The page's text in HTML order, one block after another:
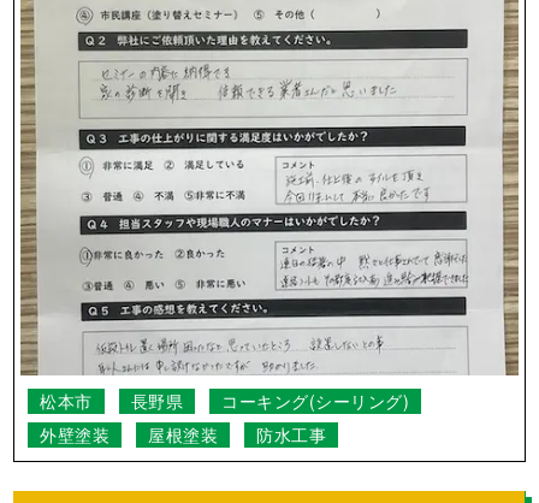
松本市 長野県
コーキング(シーリング)
外壁塗装
屋根塗装 防水工事